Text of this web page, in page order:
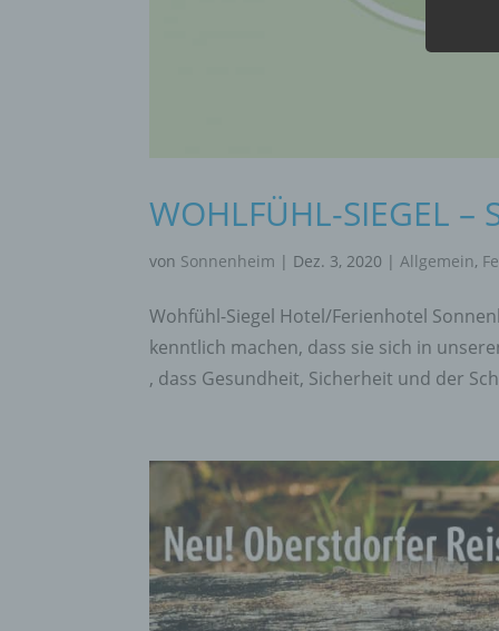
WOHLFÜHL-SIEGEL –
von Sonnenheim | Dez. 3, 2020 | Allgemein,
Wohfühl-Siegel Hotel/Ferienhotel
kenntlich machen, dass sie sich in
, dass Gesundheit, Sicherheit und der
F)
einer